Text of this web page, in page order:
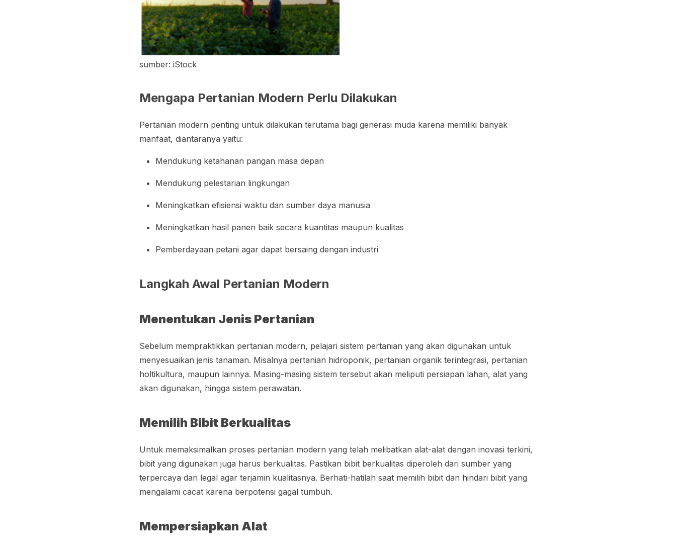
sumber: iStock
Mengapa Pertanian Modern Perlu Dilakukan
Pertanian modern penting untuk dilakukan terutama bagi generasi muda karena memiliki banyak
manfaat, diantaranya yaitu:
Mendukung ketahanan pangan masa depan
Mendukung pelestarian lingkungan
Meningkatkan efisiensi waktu dan sumber daya manusia
Meningkatkan hasil panen baik secara kuantitas maupun kualitas
Pemberdayaan petani agar dapat bersaing dengan industri
Langkah Awal Pertanian Modern
Menentukan Jenis Pertanian
Sebelum mempraktikkan pertanian modern, pelajari sistem pertanian yang akan digunakan untuk
menyesuaikan jenis tanaman. Misalnya pertanian hidroponik, pertanian organik terintegrasi, pertanian
holtikultura, maupun lainnya. Masing-masing sistem tersebut akan meliputi persiapan lahan, alat yang
akan digunakan, hingga sistem perawatan.
Memilih Bibit Berkualitas
Untuk memaksimalkan proses pertanian modern yang telah melibatkan alat-alat dengan inovasi terkini,
bibit yang digunakan juga harus berkualitas. Pastikan bibit berkualitas diperoleh dari sumber yang
terpercaya dan legal agar terjamin kualitasnya. Berhati-hatilah saat memilih bibit dan hindari bibit yang
mengalami cacat karena berpotensi gagal tumbuh.
Mempersiapkan Alat